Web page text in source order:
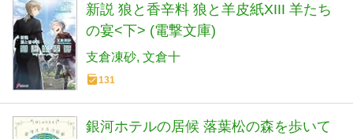
新説 狼と香辛料 狼と羊皮紙XIII 羊たち
の宴<下> (電撃文庫)
支倉凍砂 文倉十
131
銀河ホテルの居候 落葉松の森を歩いて